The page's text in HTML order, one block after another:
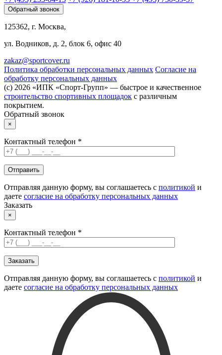
Обратный звонок
125362, г. Москва,
ул. Водников, д. 2, блок 6, офис 40
zakaz@sportcover.ru
Политика обработки персональных данных Согласие на
обработку персональных данных
(c) 2026 «ИПК «Спорт-Групп» — быстрое и качественное
строительство спортивных площадок с различным
покрытием.
Обратный звонок
×
Контактный телефон *
Отправляя данную форму, вы соглашаетесь с политикой и
даете согласие на обработку персональных данных
Заказать
×
Контактный телефон *
Отправляя данную форму, вы соглашаетесь с политикой и
даете согласие на обработку персональных данных